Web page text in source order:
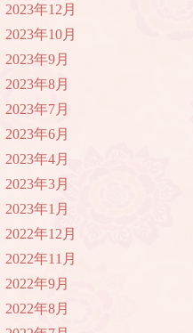
2023年12月
2023年10月
2023年9月
2023年8月
2023年7月
2023年6月
2023年4月
2023年3月
2023年1月
2022年12月
2022年11月
2022年9月
2022年8月